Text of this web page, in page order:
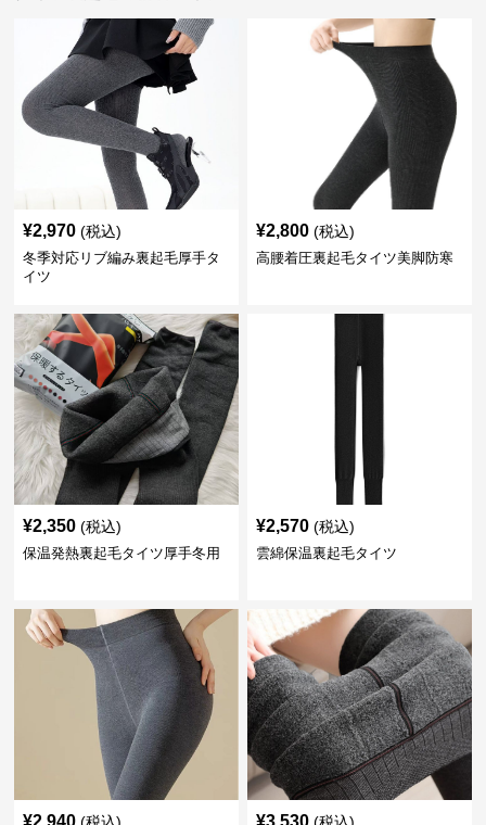
¥2,970 (税込)
冬季対応リブ編み裏起毛厚手タ
イツ
¥2,800 (税込)
高腰着圧裏起毛タイツ美脚防寒
¥2,350 (税込)
保温発熱裏起毛タイツ厚手冬用
¥2,570 (税込)
雲綿保温裏起毛タイツ
¥2,940 ¥3,530